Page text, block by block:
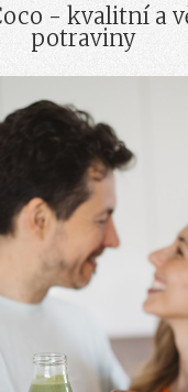
- kvalitní a
potraviny